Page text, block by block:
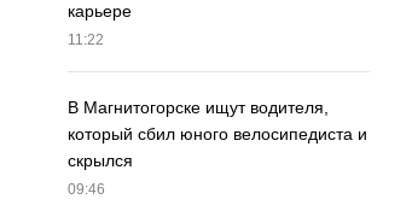
карьере
11:22
В Магнитогорске ищут водителя,
который сбил юного велосипедиста и
скрылся
09:46